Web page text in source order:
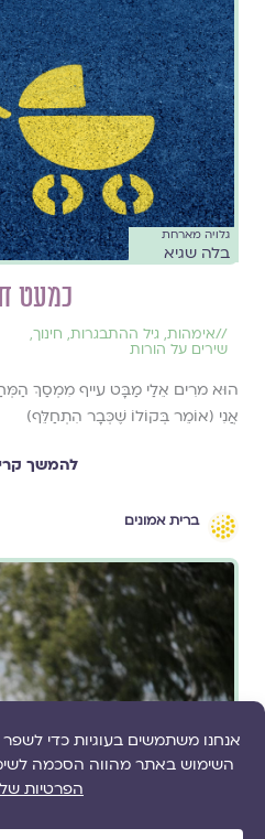
גלויה מארחת
בלה שגיא
כמעט
//אימהות, גיל ההתבגרות, חינוך,
שירים על הורות
הוּא מרִים אֵלַי מַבָּט עייף מִמְסַךְ
אֲנִי (אוֹמֵר בְּקוֹלוֹ שֶׁכְּבָר הִתְחַלֵּף)
להמשך
ברית אמונים